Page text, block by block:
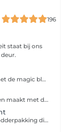
196
staat bij ons
Wil jij leren hoe je je eigen blow out maakt met de magic blow? Boek dan deze workshop
Wil jij graag leren hoe je bij jezelf mooie krullen maakt met de krultang? Boek dan deze workshop
Bij deze behandeling krijg je een heerlijke modderpakking die je hoofdhuid kalmeerd , minder snel vettig maakt of roos behandeld. Daarna kun jij heerlijk genieten van een heerlijke headspa treatment die je haar versterkt en de kwaliteit van je haar verbetert